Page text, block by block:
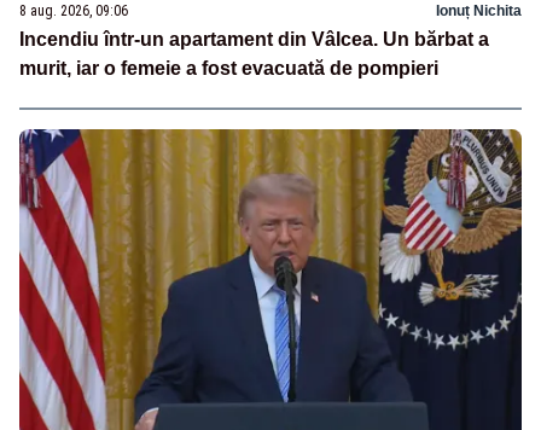
8 aug. 2026, 09:06 Ionuț Nichita
Incendiu într-un apartament din Vâlcea. Un bărbat a
murit, iar o femeie a fost evacuată de pompieri